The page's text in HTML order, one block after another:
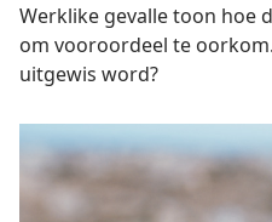
Werklike gevalle toon hoe
om vooroordeel te
uitgewis word?